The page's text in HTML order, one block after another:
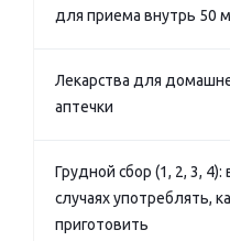
для приема внутрь 50
Лекарства для
аптечки
Грудной сбор (1, 2, 3, 4):
случаях употреблять,
приготовить